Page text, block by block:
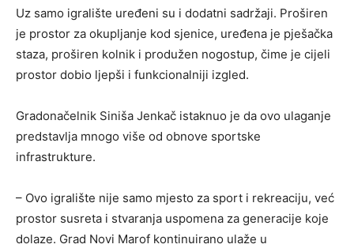
Uz samo igralište uređeni su i dodatni sadržaji. Proširen
je prostor za okupljanje kod sjenice, uređena je pješačka
staza, proširen kolnik i produžen nogostup, čime je cijeli
prostor dobio ljepši i funkcionalniji izgled.
Gradonačelnik Siniša Jenkač istaknuo je da ovo ulaganje
predstavlja mnogo više od obnove sportske
infrastrukture.
– Ovo igralište nije samo mjesto za sport i rekreaciju, već
prostor susreta i stvaranja uspomena za generacije koje
dolaze. Grad Novi Marof kontinuirano ulaže u